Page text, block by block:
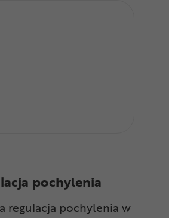
pochylenia
regulacja pochylenia w